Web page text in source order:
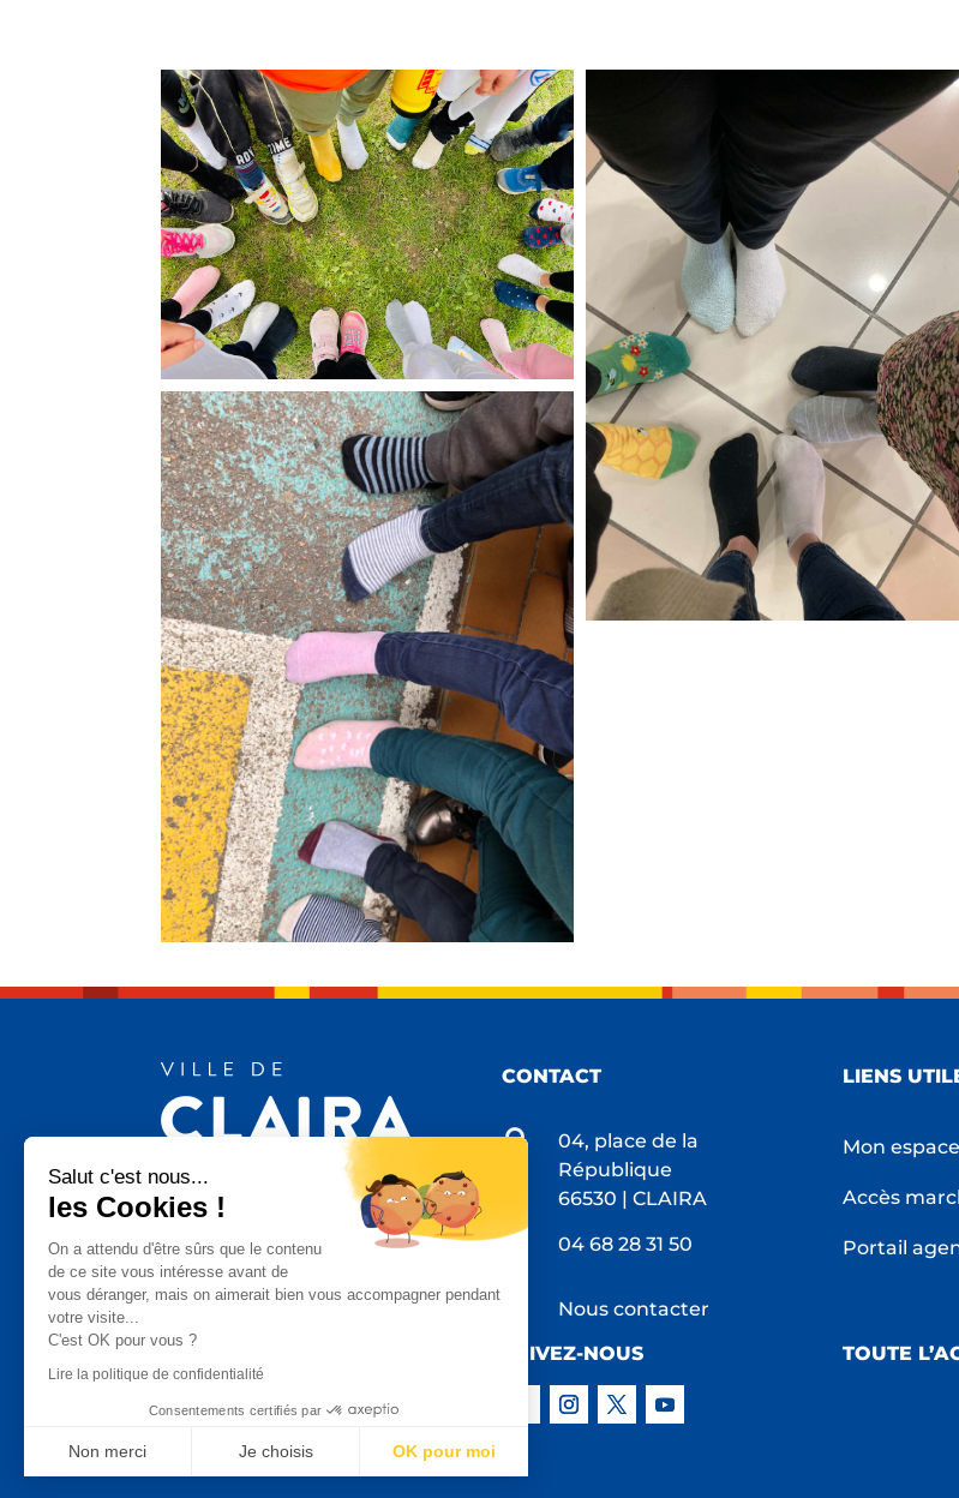
CONTACT

04, place de la
République
66530 | CLAIRA
 04 68 28 31 50
Nous contacter
LIENS
Mon
Accès
Portail
SUIVEZ-NOUS TOUTE
Salut c'est nous...
les Cookies !
On a attendu d'être sûrs que le contenu
de ce site vous intéresse avant de
vous déranger, mais on aimerait bien vous accompagner pendant
votre visite...
C'est OK pour vous ?
Lire la politique de confidentialité
Consentements certifiés par
Non merci Je choisis OK pour moi